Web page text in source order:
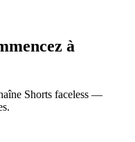
à
Shorts faceless —